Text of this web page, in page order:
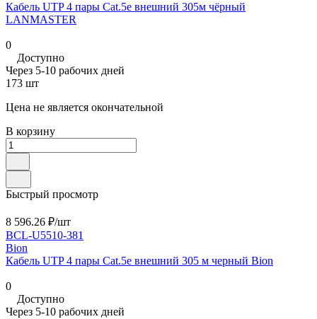
Кабель UTP 4 пары Cat.5е внешний 305м чёрный
LANMASTER
0
Доступно
Через 5-10 рабочих дней
173 шт
Цена не является окончательной
В корзину
Быстрый просмотр
8 596.26 ₽/шт
BCL-U5510-381
Bion
Кабель UTP 4 пары Cat.5e внешний 305 м черный Bion
0
Доступно
Через 5-10 рабочих дней